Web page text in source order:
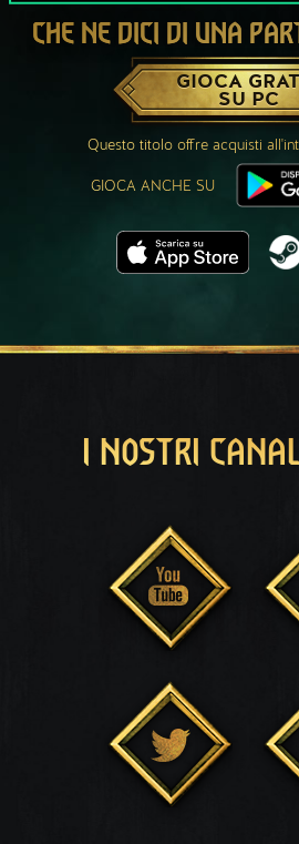
CHE NE DICI DI UNA
GIOCA
SU PC
Questo titolo offre acquisti
GIOCA ANCHE SU
I NOSTRI